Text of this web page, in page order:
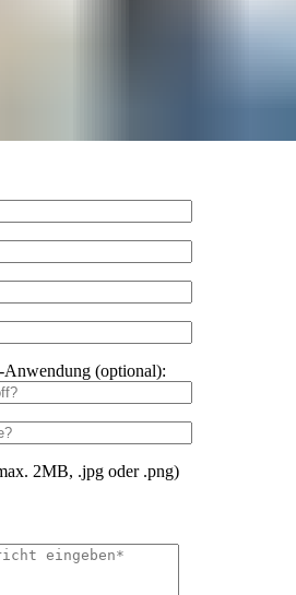
(optional):
2MB, .jpg oder .png)